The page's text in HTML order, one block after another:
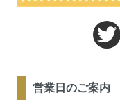
営業日のご案内